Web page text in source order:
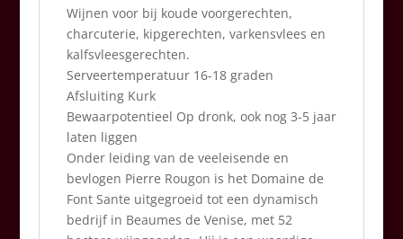
Wijnen voor bij koude voorgerechten,
charcuterie, kipgerechten, varkensvlees en
kalfsvleesgerechten.
Serveertemperatuur 16-18 graden
Afsluiting Kurk
Bewaarpotentieel Op dronk, ook nog 3-5 jaar
laten liggen
Onder leiding van de veeleisende en
bevlogen Pierre Rougon is het Domaine de
Font Sante uitgegroeid tot een dynamisch
bedrijf in Beaumes de Venise, met 52